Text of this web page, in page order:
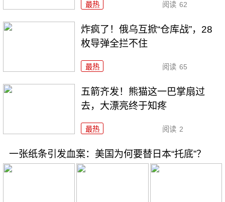
最热 阅读 62
炸疯了！俄乌互掀“仓库战”，28
枚导弹全拦不住
最热 阅读 65
五箭齐发！熊猫这一巴掌扇过
去，大漂亮终于知疼
最热 阅读 2
一张纸条引发血案：美国为何要替日本“托底”？